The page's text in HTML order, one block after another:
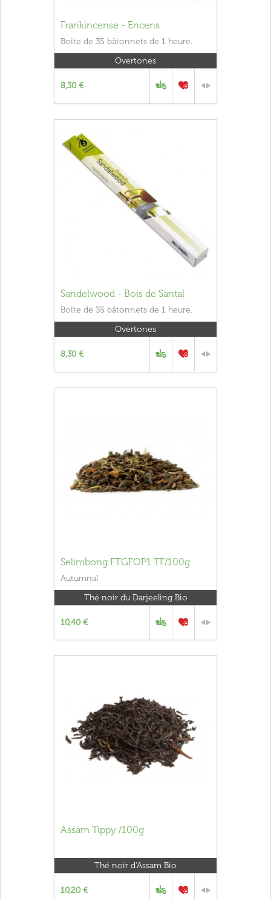
Frankincense - Encens
Boîte de 35 bâtonnets de 1 heure.
Overtones
8,30 €
Sandelwood - Bois de Santal
Boîte de 35 bâtonnets de 1 heure.
Overtones
8,30 €
Selimbong FTGFOP1 TF/100g
Autumnal
Thé noir du Darjeeling Bio
10,40 €
Assam Tippy /100g
Thé noir d'Assam Bio
10,20 €